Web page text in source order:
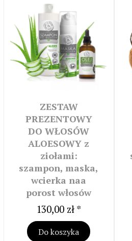
ZESTAW
PREZENTOWY
DO WŁOSÓW
ALOESOWY z
ziołami:
szampon, maska,
wcierka naa
porost włosów
130,00 zł *
Do koszyka